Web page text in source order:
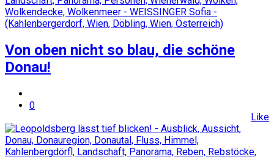
Von oben nicht so blau, die schöne
Donau!
0
Like